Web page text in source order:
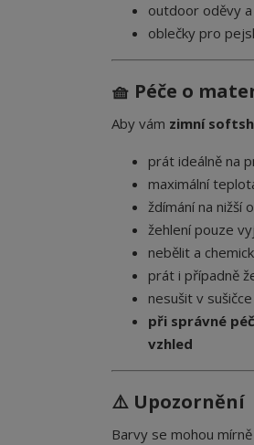
outdoor oděvy
oblečky pro
🧺 Péče o
Aby vám zimní
prát ideálně na
maximální
ždímání na nižší
žehlení pouze
nebělit a
prát i případně
nesušit v
při správné
vzhled
⚠️ Upozornění
Barvy se mohou